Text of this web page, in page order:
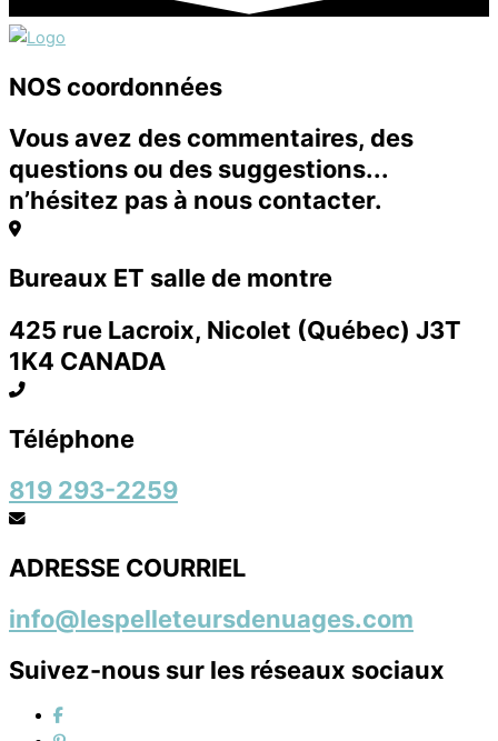
NOS coordonnées
Vous avez des commentaires, des
questions ou des suggestions...
n’hésitez pas à nous contacter.
Bureaux ET salle de montre
425 rue Lacroix, Nicolet (Québec) J3T
1K4 CANADA
Téléphone
819 293-2259
ADRESSE COURRIEL
info@lespelleteursdenuages.com
Suivez-nous sur les réseaux sociaux